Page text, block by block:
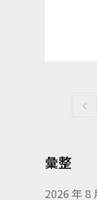
彙整
2026 年 8